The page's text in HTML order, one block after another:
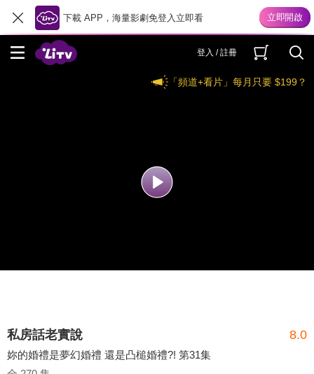
下載 APP，海量影劇免登入立即看
登入 / 註冊
「頻道+看片」每月只要 $199？
私房話老實說 8.0
妳的婚禮是夢幻婚禮 還是凸槌婚禮?! 第31集